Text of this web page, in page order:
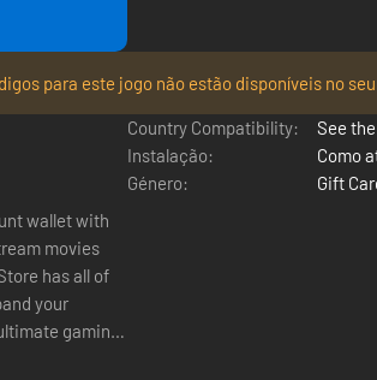
para este jogo não estão disponíveis no
wallet with
movies
your
Country Compatibility:
See
Instalação:
Como
Género:
Gift